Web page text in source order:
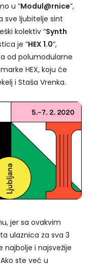
u “Modul@rnice”,
sve ljubitelje sint
kolektiv “Synth
je “HEX 1.0”,
od polumodularne
HEX, koju će
i Staša Vrenka.
jer sa ovakvim
ulaznica za sva 3
i najsvežije
ste već u